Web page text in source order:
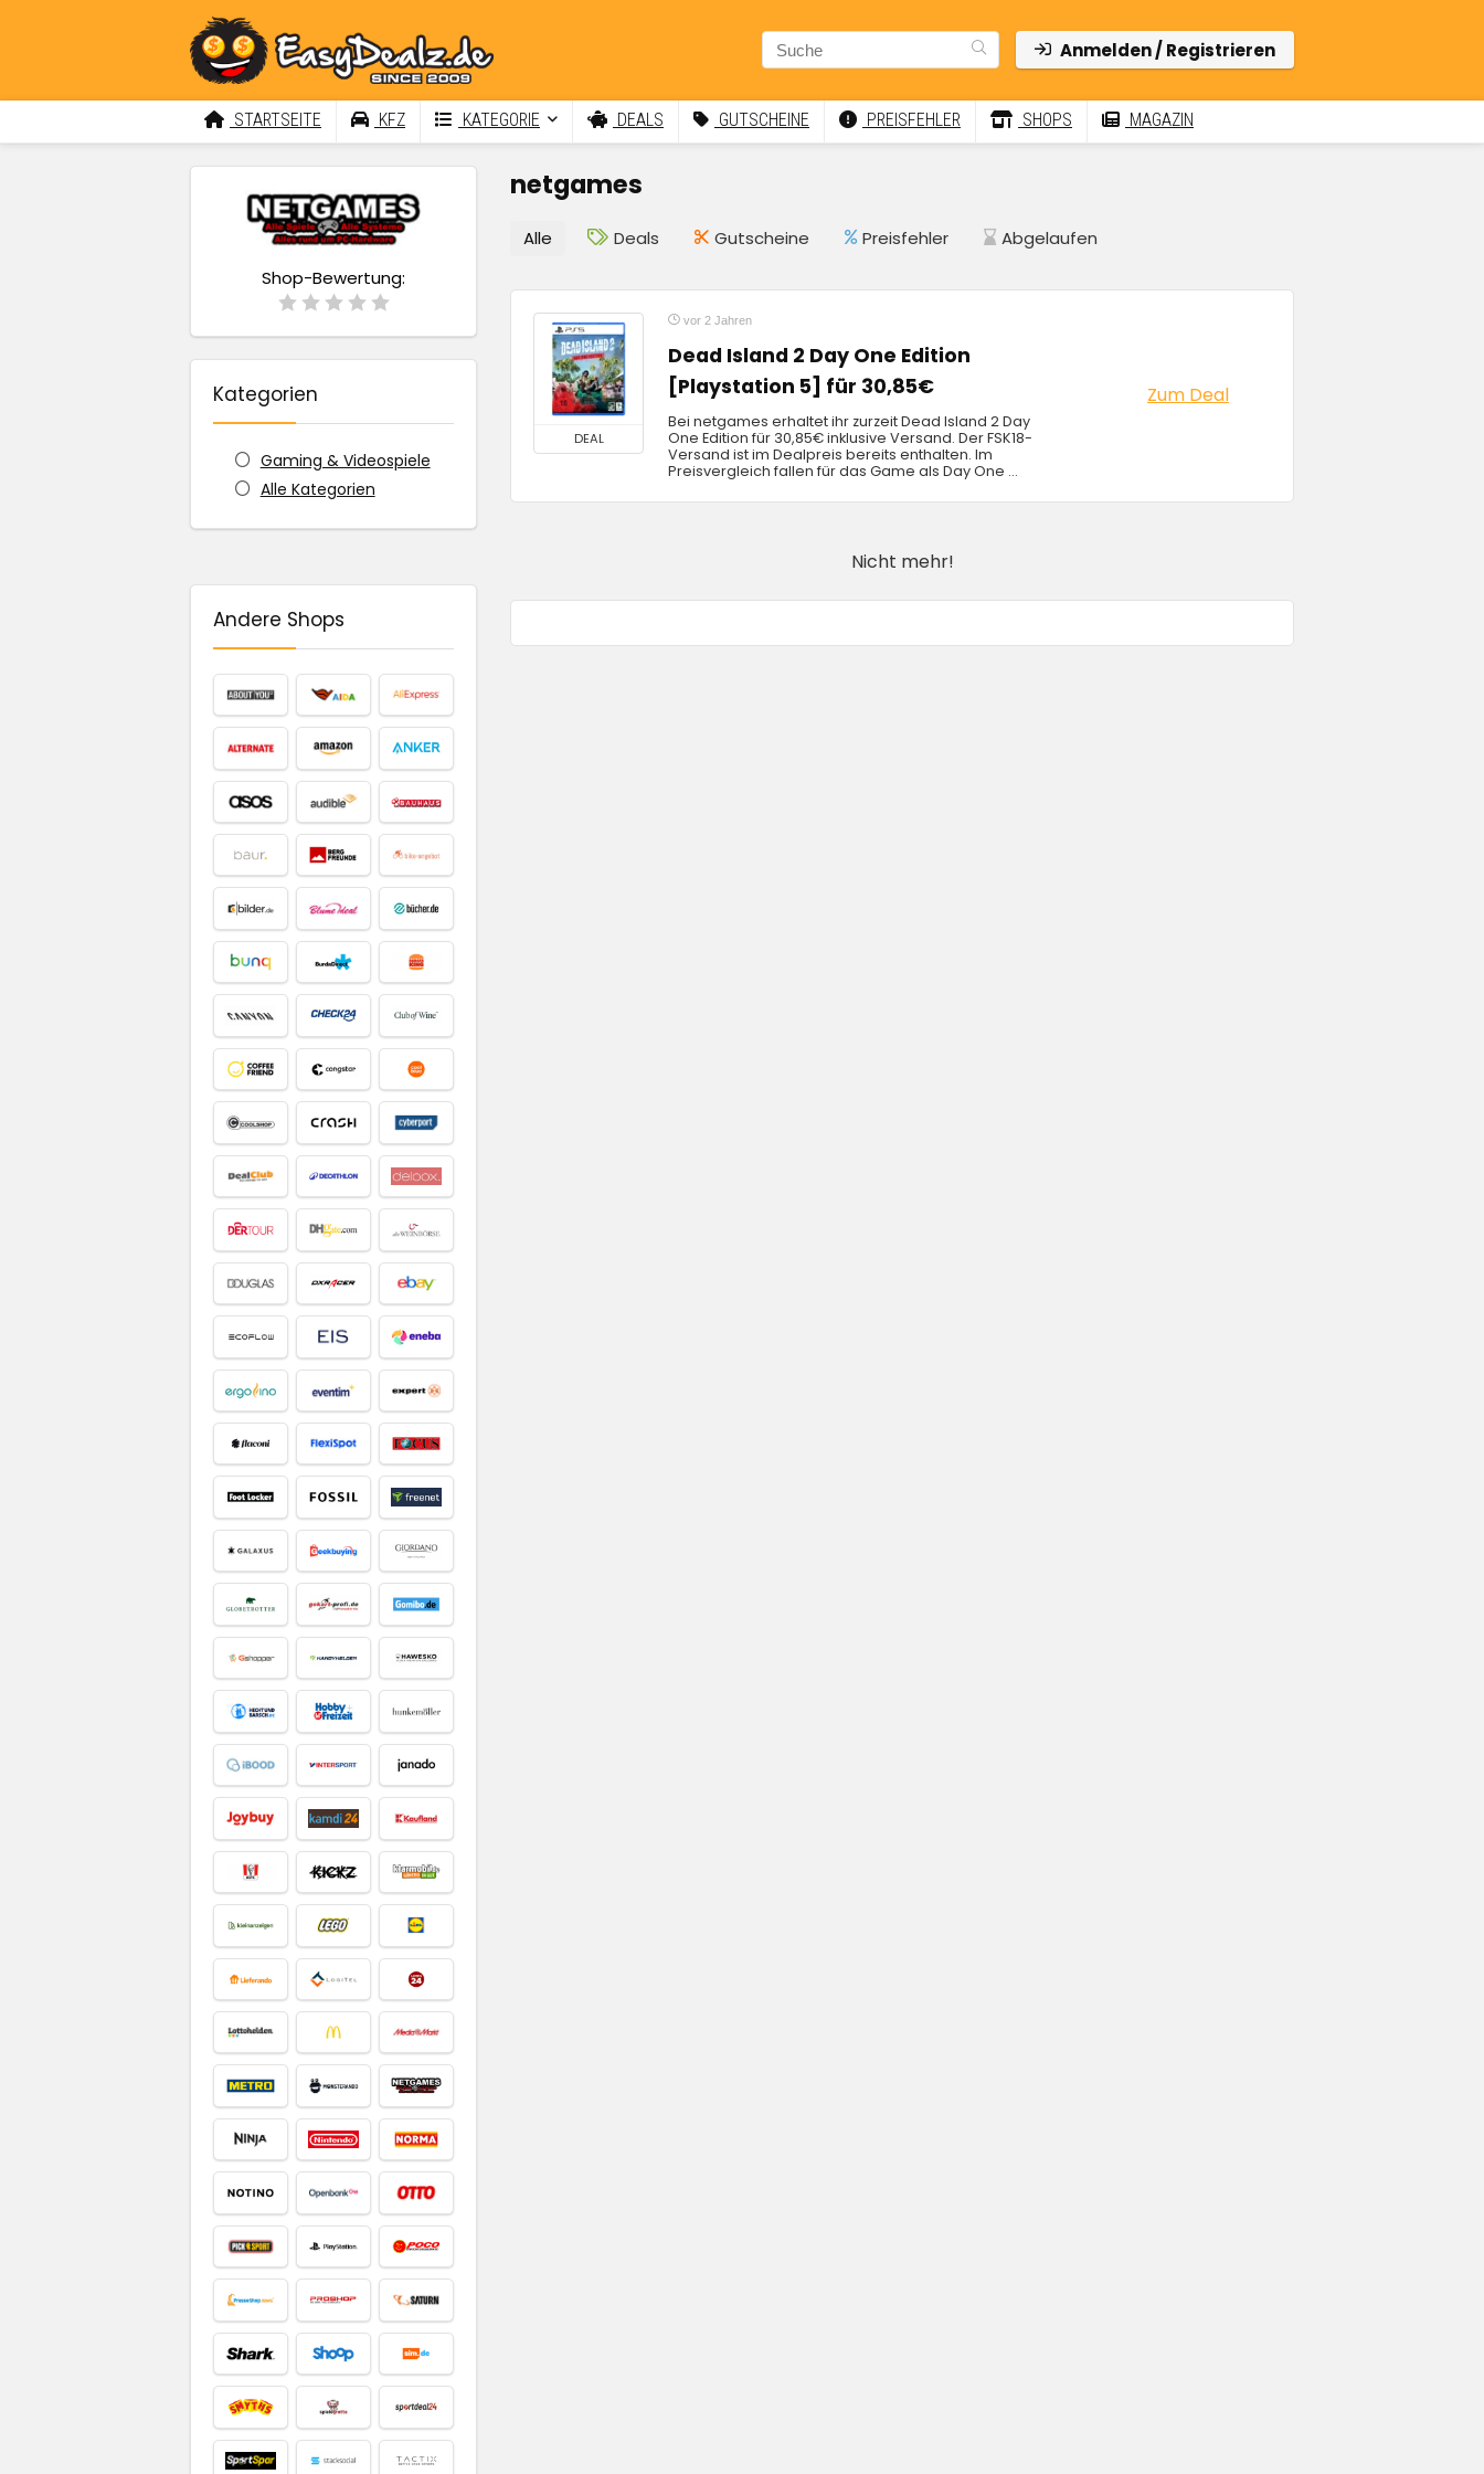
Anmelden / Registrieren
STARTSEITE KFZ KATEGORIE DEALS GUTSCHEINE PREISFEHLER SHOPS MAGAZIN
netgames
Shop-Bewertung:
Kategorien
Gaming & Videospiele
Alle Kategorien
Alle Deals Gutscheine Preisfehler Abgelaufen
DEAL
vor 2 Jahren
Dead Island 2 Day One Edition
[Playstation 5] für 30,85€
Bei netgames erhaltet ihr zurzeit Dead Island 2 Day
One Edition für 30,85€ inklusive Versand. Der FSK18-
Versand ist im Dealpreis bereits enthalten. Im
Preisvergleich fallen für das Game als Day One ...
Zum Deal
Nicht mehr!
Andere Shops